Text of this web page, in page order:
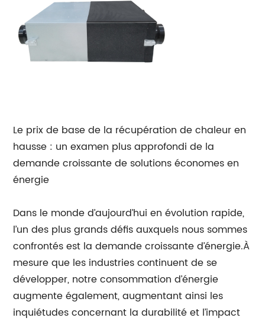
Le prix de base de la récupération de chaleur en
hausse : un examen plus approfondi de la
demande croissante de solutions économes en
énergie
Dans le monde d’aujourd’hui en évolution rapide,
l’un des plus grands défis auxquels nous sommes
confrontés est la demande croissante d’énergie.À
mesure que les industries continuent de se
développer, notre consommation d’énergie
augmente également, augmentant ainsi les
inquiétudes concernant la durabilité et l’impact